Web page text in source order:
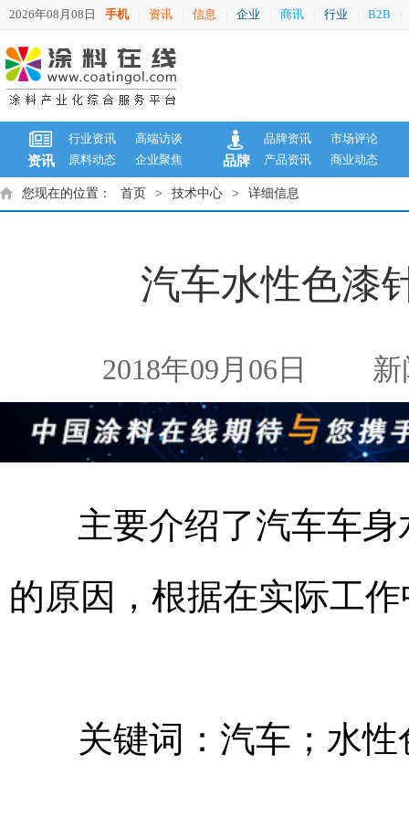
2026年08月08日 手机 资讯 信息 企业 商讯 行业 B2B
资讯
行业资讯
高端访谈
原料动态
企业聚焦 品牌
品牌资讯
市场评论
产品资讯
商业动态
您现在的位置： 首页 > 技术中心 > 详细信息
汽车水性色漆
2018年09月06日 新
主要介绍了汽车车身
的原因，根据在实际工
关键词：汽车；水性